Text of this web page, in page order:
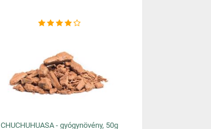
CHUCHUHUASA - gyógynövény, 50g